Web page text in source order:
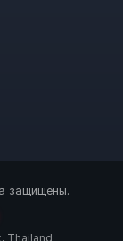
защищены.
Thailand